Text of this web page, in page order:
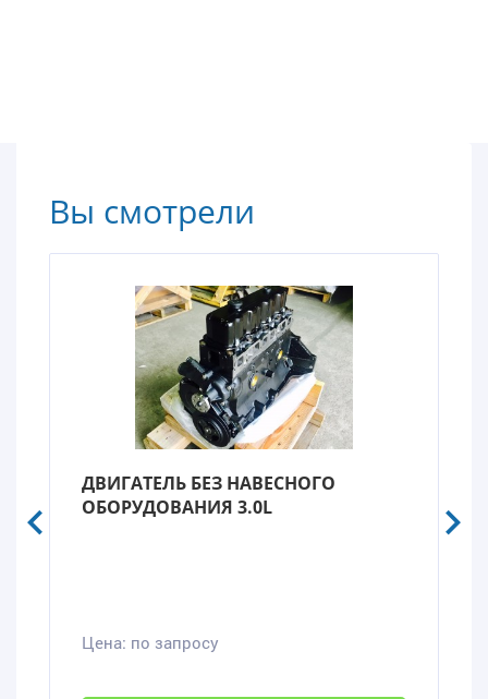
Вы смотрели
ДВИГАТЕЛЬ БЕЗ НАВЕСНОГО
ОБОРУДОВАНИЯ 3.0L
Цена: по запросу